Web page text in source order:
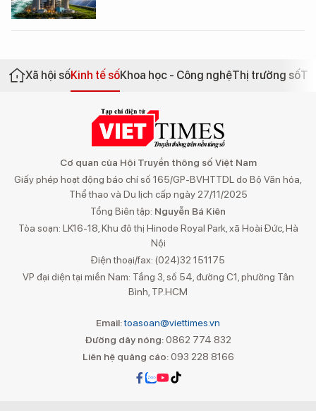
Xã hội sốKinh tế sốKhoa học - Công nghệThị trường số
Cơ quan của Hội Truyền thông số Việt Nam
Giấy phép hoạt động báo chí số 165/GP-BVHTTDL do Bộ Văn hóa,
Thể thao và Du lịch cấp ngày 27/11/2025
Tổng Biên tập: Nguyễn Bá Kiên
Tòa soạn: LK16-18, Khu đô thị Hinode Royal Park, xã Hoài Đức, Hà
Nội
Điện thoại/fax: (024)32 151175
VP đại diện tại miền Nam: Tầng 3, số 54, đường C1, phường Tân
Bình, TP.HCM
Email:toasoan@viettimes.vn
Đường dây nóng: 0862 774 832
Liên hệ quảng cáo:093 228 8166